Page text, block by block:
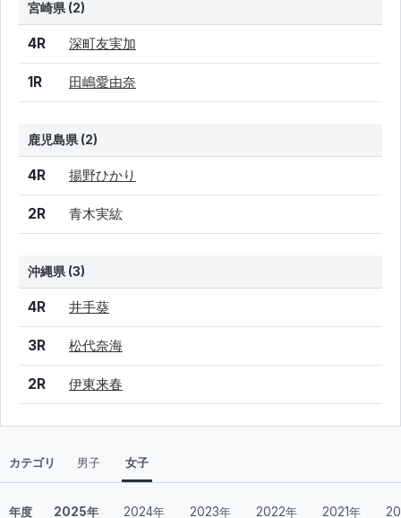
宮崎県 (2)
結果 シード 選手名
4R 深町友実加
1R 田嶋愛由奈
鹿児島県 (2)
結果 シード 選手名
4R 揚野ひかり
2R 青木実紘
沖縄県 (3)
結果 シード
4R 井手葵
3R 松代奈海
2R 伊東来春
カテゴリ 男子 女子
年度 2025年 2024年 2023年 2022年 2021年